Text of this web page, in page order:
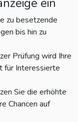
zu besetzende
bis hin zu
Prüfung wird Ihre
für Interessierte
Sie die erhöhte
Chancen auf